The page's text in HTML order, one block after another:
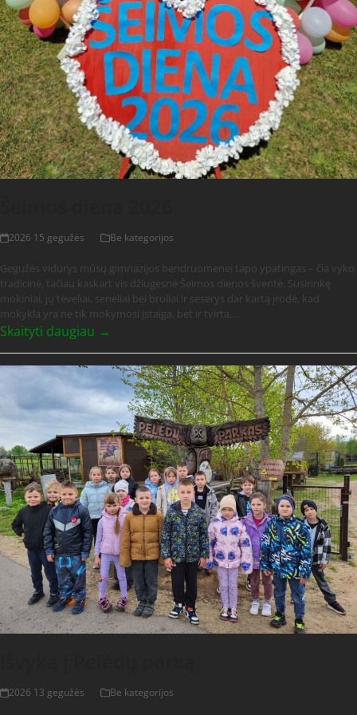
2026 15 gegužės Be kategorijos
Gegužės vidurys mūsų gimnazijos bendruomenei tapo ypatingas – čia vyko
tradicinė, tačiau kaskart vis džiugesnė Šeimos dienos šventė. Susirinkę
mokiniai, jų tėveliai, seneliai bei broliai ir seserys dar kartą įrodė, kad
mokykla yra ne tik mokymosi įstaiga, bet ir tvirta,…
Skaityti daugiau →
2026 13 gegužės Be kategorijos